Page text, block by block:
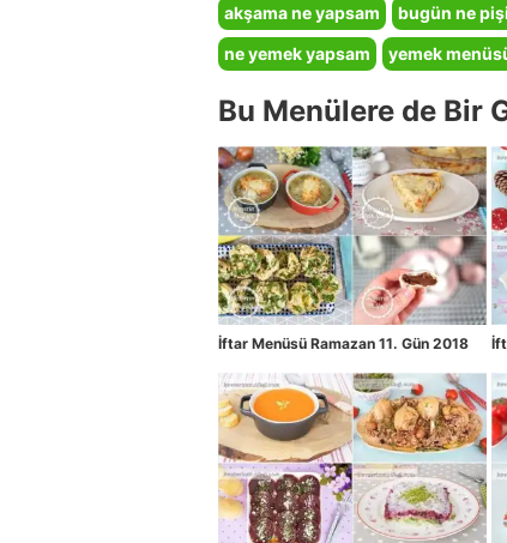
akşama ne yapsam bugün ne
ne yemek yapsam
yemek
Bu Menülere de Bir
İftar Menüsü Ramazan 11. Gün 2018